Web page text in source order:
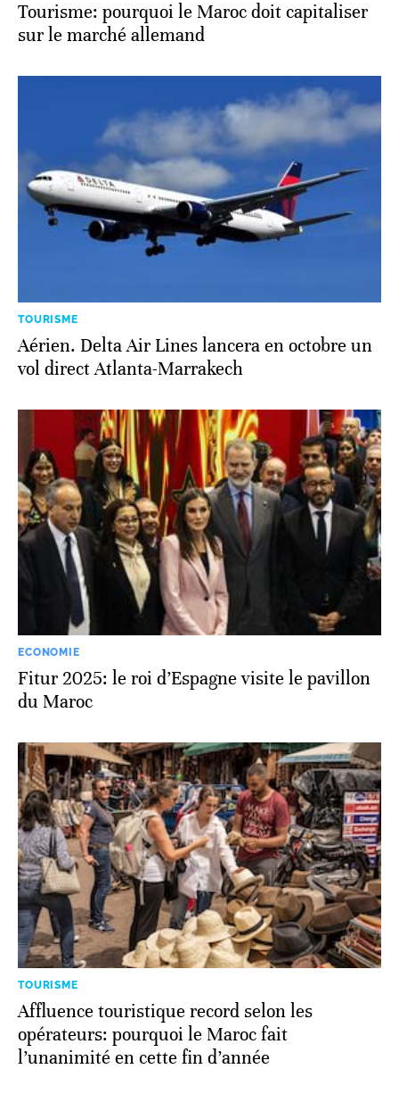
Tourisme: pourquoi le Maroc doit capitaliser
sur le marché allemand
TOURISME
Aérien. Delta Air Lines lancera en octobre un
vol direct Atlanta-Marrakech
ECONOMIE
Fitur 2025: le roi d’Espagne visite le pavillon
du Maroc
TOURISME
Affluence touristique record selon les
opérateurs: pourquoi le Maroc fait
l’unanimité en cette fin d’année